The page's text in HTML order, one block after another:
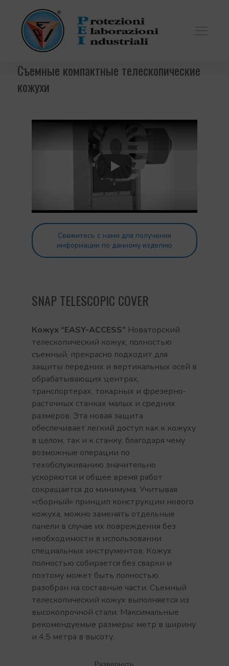
Съемные компактные телескопические
кожухи
Play
Свяжитесь с нами для получения
информации по данному изделию
SNAP TELESCOPIC COVER
Кожух “EASY-ACCESS” Новаторский
телескопический кожух, полностью
съемный, прекрасно подходит для
защиты передних и вертикальных осей в
обрабатывающих центрах,
транспортерах, токарных и фрезерно-
расточных станках малых и средних
размеров. Эта новая защита
обеспечивает легкий доступ как к кожуху
в целом, так и к станку, благодаря чему
возможные операции по
техобслуживанию значительно
ускоряются и общее время работ
сокращается до минимума. Учитывая
«сборный» принцип конструкции нового
кожуха, можно заменять отдельные
панели в случае их повреждения без
необходимости в использовании
специальных инструментов. Кожух
полностью собирается без сварки и
поэтому может быть полностью
разобран на составные части. Съемный
телескопический кожух выполняется из
высокопрочной стали. Максимальные
рекомендуемые размеры: метр в ширину
и 4,5 метра в высоту.